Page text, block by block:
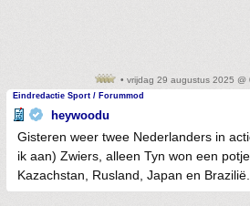
• vrijdag 29 augustus 2025 @
Eindredactie Sport / Forummod
heywoodu
Gisteren weer twee Nederlanders in
ik aan) Zwiers, alleen Tyn won een
Kazachstan, Rusland, Japan en Brazilië.